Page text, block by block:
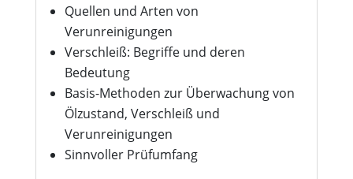
Quellen und Arten von
Verunreinigungen
Verschleiß: Begriffe und deren
Bedeutung
Basis-Methoden zur Überwachung von
Ölzustand, Verschleiß und
Verunreinigungen
Sinnvoller Prüfumfang